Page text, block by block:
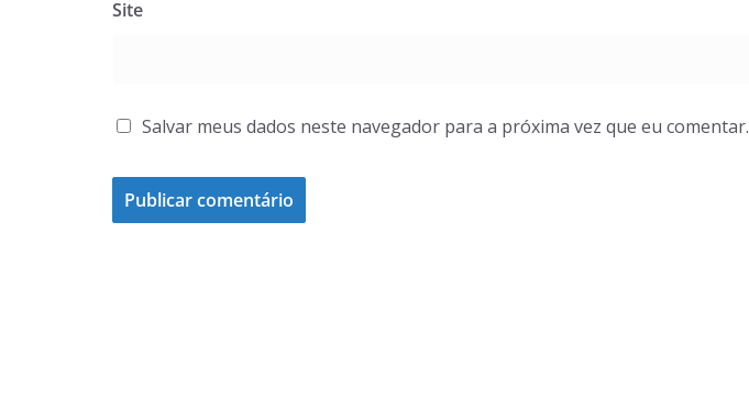
Site
Salvar meus dados neste navegador para a próxima vez que eu comentar.